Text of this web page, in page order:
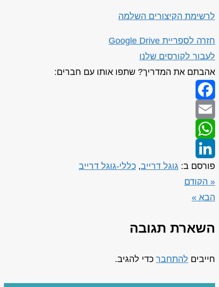
לרשימת הקיצורים השלמה
חזרה לספריית Google Drive
לעבור לקורסים שלנו
אהבתם את המדריך? שתפו אותו עם חברים:
Facebook
Email
WhatsApp
LinkedIn
פורסם ב: גוגל דרייב, כללי-גוגל דרייב
« הקודם
הבא »
השארת תגובה
חייבים להתחבר כדי להגיב.